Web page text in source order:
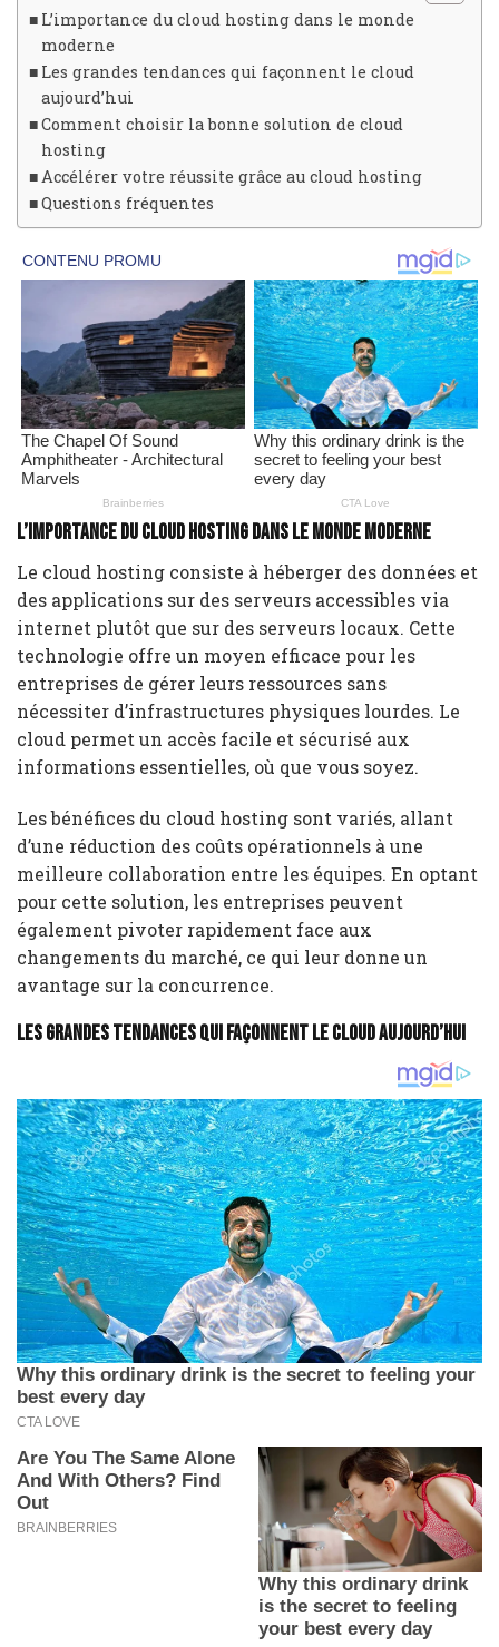
L’importance du cloud hosting dans le monde
moderne
Les grandes tendances qui façonnent le cloud
aujourd’hui
Comment choisir la bonne solution de cloud
hosting
Accélérer votre réussite grâce au cloud hosting
Questions fréquentes
L’importance du cloud hosting dans le monde moderne
Le cloud hosting consiste à héberger des données et
des applications sur des serveurs accessibles via
internet plutôt que sur des serveurs locaux. Cette
technologie offre un moyen efficace pour les
entreprises de gérer leurs ressources sans
nécessiter d’infrastructures physiques lourdes. Le
cloud permet un accès facile et sécurisé aux
informations essentielles, où que vous soyez.
Les bénéfices du cloud hosting sont variés, allant
d’une réduction des coûts opérationnels à une
meilleure collaboration entre les équipes. En optant
pour cette solution, les entreprises peuvent
également pivoter rapidement face aux
changements du marché, ce qui leur donne un
avantage sur la concurrence.
Les grandes tendances qui façonnent le cloud aujourd’hui